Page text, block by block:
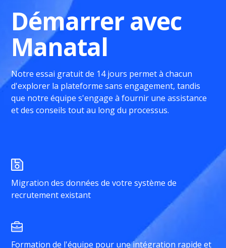
Démarrer avec
Manatal
Notre essai gratuit de 14 jours permet à chacun
d'explorer la plateforme sans engagement, tandis
que notre équipe s'engage à fournir une assistance
et des conseils tout au long du processus.
Migration des données de votre système de
recrutement existant
Formation de l'équipe pour une intégration rapide et